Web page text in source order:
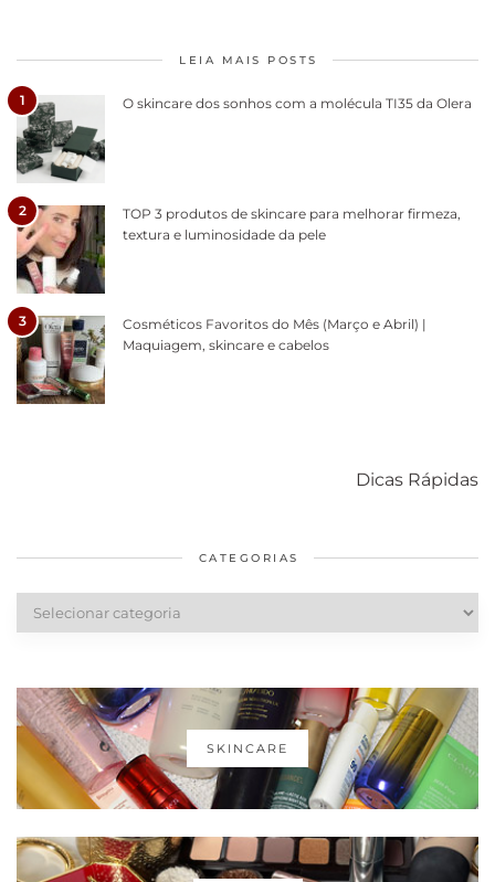
LEIA MAIS POSTS
1 O skincare dos sonhos com a molécula TI35 da Olera
2
TOP 3 produtos de skincare para melhorar firmeza,
textura e luminosidade da pele
3
Cosméticos Favoritos do Mês (Março e Abril) |
Maquiagem, skincare e cabelos
Dicas Rápidas
diários
cabelos
CATEGORIAS
Categorias
SKINCARE